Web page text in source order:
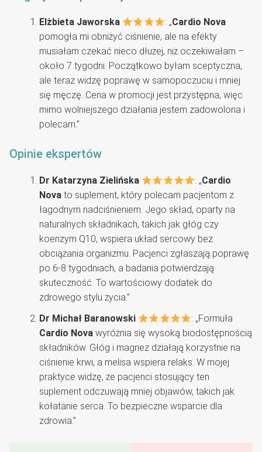
Elżbieta Jaworska : „Cardio Nova
pomogła mi obniżyć ciśnienie, ale na efekty
musiałam czekać nieco dłużej, niż oczekiwałam –
około 7 tygodni. Początkowo byłam sceptyczna,
ale teraz widzę poprawę w samopoczuciu i mniej
się męczę. Cena w promocji jest przystępna, więc
mimo wolniejszego działania jestem zadowolona i
polecam.”
Opinie ekspertów
Dr Katarzyna Zielińska : „Cardio
Nova to suplement, który polecam pacjentom z
łagodnym nadciśnieniem. Jego skład, oparty na
naturalnych składnikach, takich jak głóg czy
koenzym Q10, wspiera układ sercowy bez
obciążania organizmu. Pacjenci zgłaszają poprawę
po 6-8 tygodniach, a badania potwierdzają
skuteczność. To wartościowy dodatek do
zdrowego stylu życia.”
Dr Michał Baranowski
: „Formuła
Cardio Nova wyróżnia się wysoką biodostępnością
składników. Głóg i magnez działają korzystnie na
ciśnienie krwi, a melisa wspiera relaks. W mojej
praktyce widzę, że pacjenci stosujący ten
suplement odczuwają mniej objawów, takich jak
kołatanie serca. To bezpieczne wsparcie dla
zdrowia.”